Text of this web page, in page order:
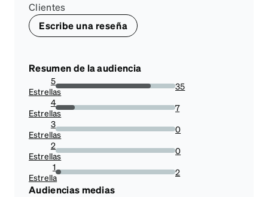
Clientes
Escribe una reseña
Resumen de la audiencia
5
Estrellas79.54545454545455%
35
4
Estrellas15.909090909090908%
7
3
Estrellas
0%
0
2
Estrellas
0%
0
1
Estrella4.545454545454546%
2
Audiencias medias